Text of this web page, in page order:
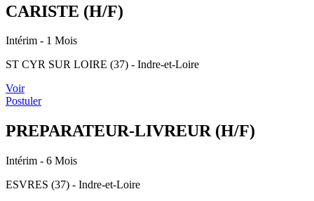
CARISTE (H/F)
Intérim - 1 Mois
ST CYR SUR LOIRE (37) - Indre-et-Loire
Voir
Postuler
PREPARATEUR-LIVREUR (H/F)
Intérim - 6 Mois
ESVRES (37) - Indre-et-Loire